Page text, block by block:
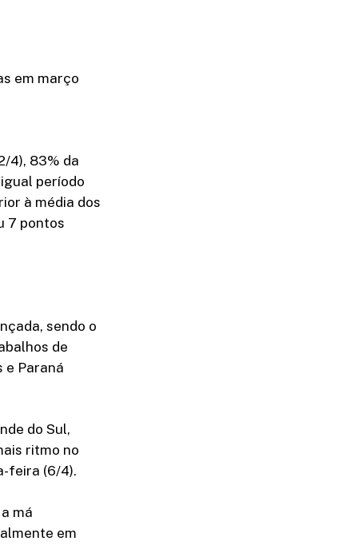
em março
4), 83% da
período
à média dos
7 pontos
sendo o
de
e Paraná
do Sul,
ritmo no
feira (6/4).
má
em